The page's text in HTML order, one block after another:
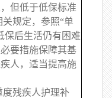
但低于低保标准
规定，参照“单
保后生活仍有困难
要措施保障其基
人，适当提高施
残疾人护理补